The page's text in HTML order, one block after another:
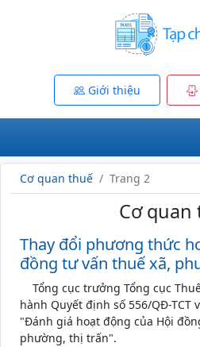
Giới thiệu
Cơ quan thuế Trang 2
Cơ quan
Thay đổi phương thức
đồng tư vấn thuế xã,
Tổng cục trưởng Tổng cục
hành Quyết định số 556/QĐ-TCT
"Đánh giá hoạt động của Hội
phường, thị trấn".